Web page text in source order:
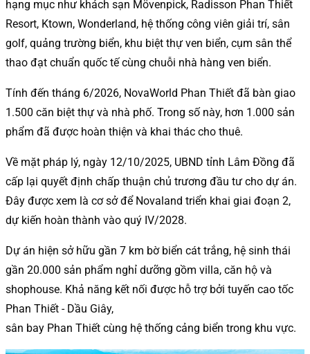
hạng mục như khách sạn Mövenpick, Radisson Phan Thiết
Resort, Ktown, Wonderland, hệ thống công viên giải trí, sân
golf, quảng trường biển, khu biệt thự ven biển, cụm sân thể
thao đạt chuẩn quốc tế cùng chuỗi nhà hàng ven biển.
Tính đến tháng 6/2026, NovaWorld Phan Thiết đã bàn giao
1.500 căn biệt thự và nhà phố. Trong số này, hơn 1.000 sản
phẩm đã được hoàn thiện và khai thác cho thuê.
Về mặt pháp lý, ngày 12/10/2025, UBND tỉnh Lâm Đồng đã
cấp lại quyết định chấp thuận chủ trương đầu tư cho dự án.
Đây được xem là cơ sở để Novaland triển khai giai đoạn 2,
dự kiến hoàn thành vào quý IV/2028.
Dự án hiện sở hữu gần 7 km bờ biển cát trắng, hệ sinh thái
gần 20.000 sản phẩm nghỉ dưỡng gồm villa, căn hộ và
shophouse. Khả năng kết nối được hỗ trợ bởi tuyến cao tốc
Phan Thiết - Dầu Giây,
sân bay Phan Thiết cùng hệ thống cảng biển trong khu vực.